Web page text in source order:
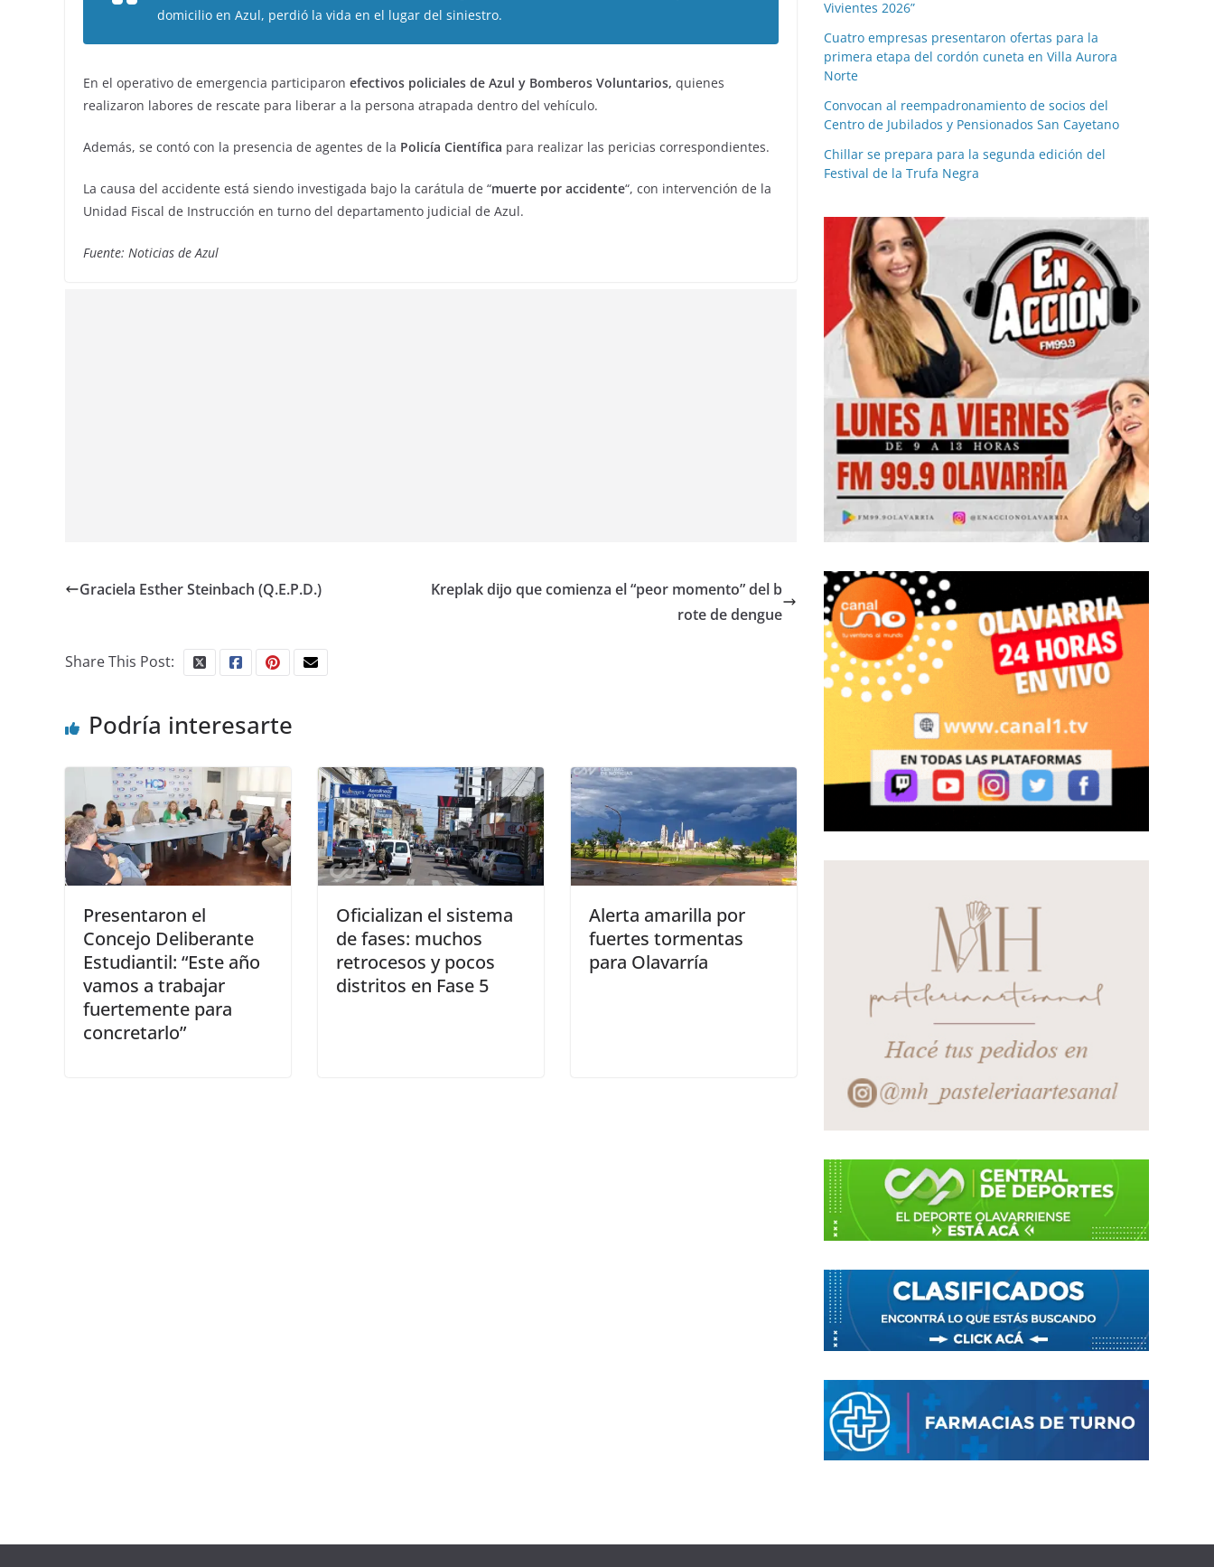
domicilio en Azul, perdió la vida en el lugar del siniestro.
En el operativo de emergencia participaron efectivos policiales de Azul y Bomberos Voluntarios, quienes
realizaron labores de rescate para liberar a la persona atrapada dentro del vehículo.
Además, se contó con la presencia de agentes de la Policía Científica para realizar las pericias correspondientes.
La causa del accidente está siendo investigada bajo la carátula de “muerte por accidente“, con intervención de la
Unidad Fiscal de Instrucción en turno del departamento judicial de Azul.
Fuente: Noticias de Azul
Graciela Esther Steinbach (Q.E.P.D.)
Kreplak dijo que comienza el “peor momento” del b
rote de dengue
Share This Post:
Podría interesarte
Presentaron el
Concejo Deliberante
Estudiantil: “Este año
vamos a trabajar
fuertemente para
concretarlo”
Oficializan el sistema
de fases: muchos
retrocesos y pocos
distritos en Fase 5
Alerta amarilla por
fuertes tormentas
para Olavarría
Vivientes 2026”
Cuatro empresas presentaron ofertas para la
primera etapa del cordón cuneta en Villa Aurora
Norte
Convocan al reempadronamiento de socios del
Centro de Jubilados y Pensionados San Cayetano
Chillar se prepara para la segunda edición del
Festival de la Trufa Negra